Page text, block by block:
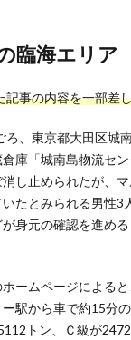
の臨海エリア
事の内容を一部差
、東京都大田区城
庫「城南島物流セ
し止められたが、
たとみられる男性3
身元の確認を進め
ームページによる
駅から車で約15分
トン、Ｃ級が2472